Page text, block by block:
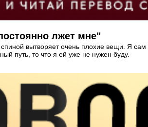
лжет мне"
вытворяет очень плохие вещи. Я
путь, то что я ей уже не нужен буду.